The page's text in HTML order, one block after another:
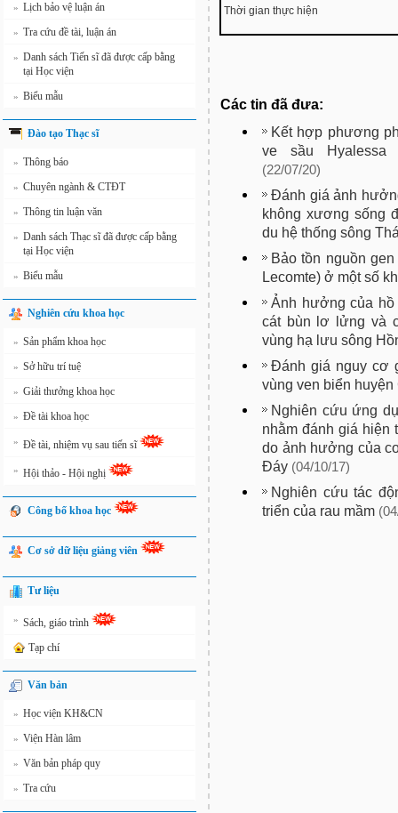
» Lịch bảo vệ luận án
» Tra cứu đề tài, luận án
» Danh sách Tiến sĩ đã được cấp bằng
tại Học viện
» Biểu mẫu
Đào tạo Thạc sĩ
» Thông báo
» Chuyên ngành & CTĐT
» Thông tin luận văn
» Danh sách Thạc sĩ đã được cấp bằng
tại Học viện
» Biểu mẫu
Nghiên cứu khoa học
» Sản phẩm khoa học
» Sở hữu trí tuệ
» Giải thưởng khoa học
» Đề tài khoa học
» Đề tài, nhiệm vụ sau tiến sĩ
» Hội thảo - Hội nghị
Công bố khoa học
Cơ sở dữ liệu giảng viên
Tư liệu
» Sách, giáo trình
Tạp chí
Văn bản
» Học viện KH&CN
» Viện Hàn lâm
» Văn bản pháp quy
» Tra cứu
Thời gian thực hiện
Các tin đã đưa:
Kết hợp phương
ve sầu Hyalessa
(22/07/20)
Đánh giá ảnh
không xương sống
du hệ thống sông
Bảo tồn nguồn
Lecomte) ở một số
Ảnh hưởng của
cát bùn lơ lửng và
vùng hạ lưu sông
Đánh giá nguy cơ
vùng ven biển
Nghiên cứu ứng
nhằm đánh giá hiện
do ảnh hưởng của
Đáy (04/10/17)
Nghiên cứu tác
triển của rau mầm